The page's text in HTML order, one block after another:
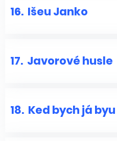
16. Išeu Janko
17. Javorové husle
18. Ked bych já